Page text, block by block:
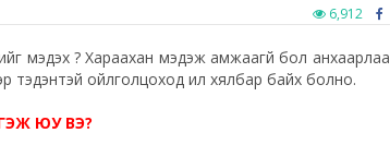
6,912
мэдэх үү? Хараахан мэдэж амжаагүй бол анхаарлаа
тэдэнтэй ойлголцоход илүү хялбар байх болно.
ЮУ ВЭ?